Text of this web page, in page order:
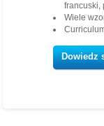
francuski,
Wiele
Dowiedz